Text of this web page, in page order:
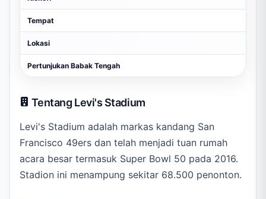
Tempat
Lokasi
Pertunjukan Babak Tengah
Tentang Levi's Stadium
Levi's Stadium adalah markas kandang San
Francisco 49ers dan telah menjadi tuan rumah
acara besar termasuk Super Bowl 50 pada 2016.
Stadion ini menampung sekitar 68.500 penonton.